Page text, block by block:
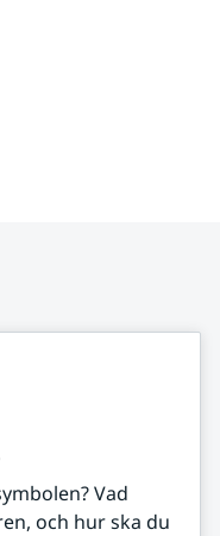
Vad
och hur ska du